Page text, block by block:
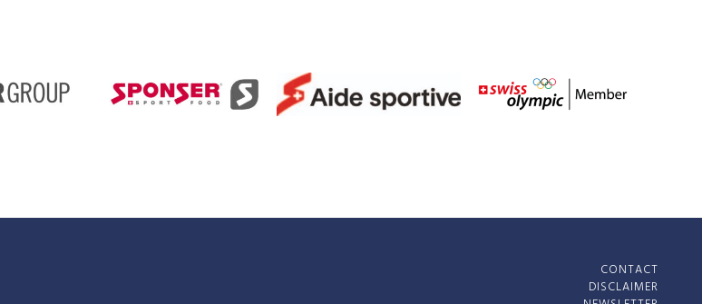
CONTACT
DISCLAIMER